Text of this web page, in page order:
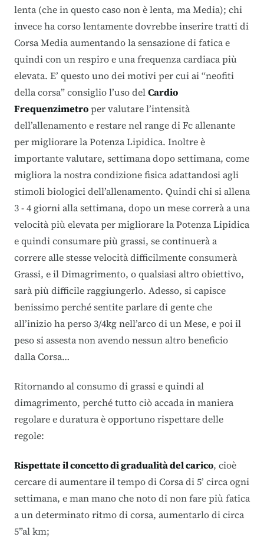
lenta (che in questo caso non è lenta, ma Media); chi
invece ha corso lentamente dovrebbe inserire tratti di
Corsa Media aumentando la sensazione di fatica e
quindi con un respiro e una frequenza cardiaca più
elevata. E’ questo uno dei motivi per cui ai “neofiti
della corsa” consiglio l’uso delCardio
Frequenzimetroper valutare l’intensità
dell’allenamento e restare nel range di Fc allenante
per migliorare la Potenza Lipidica. Inoltre è
importante valutare, settimana dopo settimana, come
migliora la nostra condizione fisica adattandosi agli
stimoli biologici dell’allenamento. Quindi chi si allena
3 - 4 giorni alla settimana, dopo un mese correrà a una
velocità più elevata per migliorare la Potenza Lipidica
e quindi consumare più grassi, se continuerà a
correre alle stesse velocità difficilmente consumerà
Grassi, e il Dimagrimento, o qualsiasi altro obiettivo,
sarà più difficile raggiungerlo. Adesso, si capisce
benissimo perché sentite parlare di gente che
all’inizio ha perso 3/4kg nell’arco di un Mese, e poi il
peso si assesta non avendo nessun altro beneficio
dalla Corsa…
Ritornando al consumo di grassi e quindi al
dimagrimento, perché tutto ciò accadain maniera
regolare e duratura è opportuno rispettare delle
regole:
Rispettate il concetto di gradualità del carico, cioè
cercare di aumentare il tempo di Corsa di 5’ circa ogni
settimana, e man mano che noto di non fare più fatica
a un determinato ritmo di corsa, aumentarlo di circa
5”al km;